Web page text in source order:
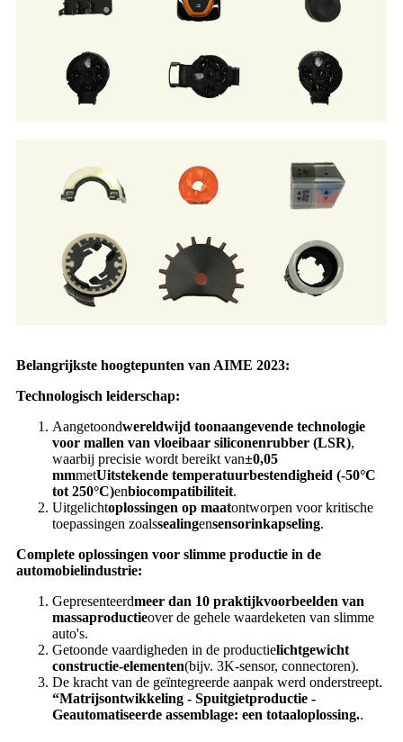
Belangrijkste hoogtepunten van AIME 2023:
Technologisch leiderschap:
Aangetoondwereldwijd toonaangevende technologie
voor mallen van vloeibaar siliconenrubber (LSR),
waarbij precisie wordt bereikt van±0,05
mmmetUitstekende temperatuurbestendigheid (-50°C
tot 250°C)enbiocompatibiliteit.
Uitgelichtoplossingen op maatontworpen voor kritische
toepassingen zoalssealingensensorinkapseling.
Complete oplossingen voor slimme productie in de
automobielindustrie:
Gepresenteerdmeer dan 10 praktijkvoorbeelden van
massaproductieover de gehele waardeketen van slimme
auto's.
Getoonde vaardigheden in de productielichtgewicht
constructie-elementen(bijv. 3K-sensor, connectoren).
De kracht van de geïntegreerde aanpak werd onderstreept.
“Matrijsontwikkeling - Spuitgietproductie -
Geautomatiseerde assemblage: een totaaloplossing..